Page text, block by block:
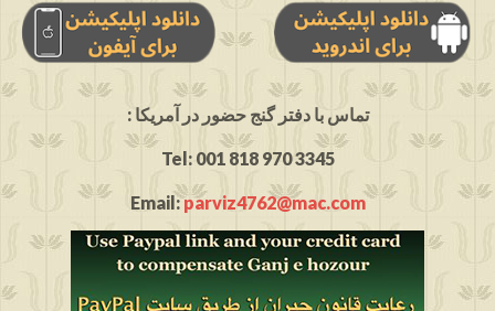
: تماس با دفتر گنج حضور در آمریکا
Tel: 001 818 970 3345
Email:parviz4762@mac.com